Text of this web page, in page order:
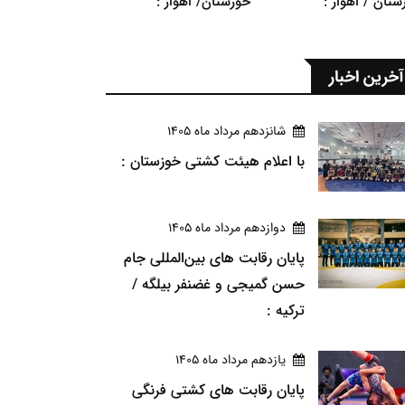
آخرین اخبار
شانزدهم مرداد ماه 1405
با اعلام هیئت کشتی خوزستان :
دوازدهم مرداد ماه 1405
پایان رقابت های بین‌المللی جام
حسن گمیجی و غضنفر بیلگه /
ترکیه :
يازدهم مرداد ماه 1405
پایان رقابت های کشتی فرنگی